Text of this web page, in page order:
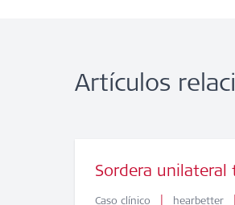
Artículos
Sordera
Caso clínico | hearbetter |